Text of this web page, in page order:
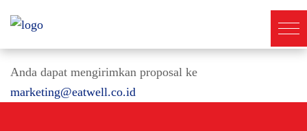
Anda dapat mengirimkan proposal ke
marketing@eatwell.co.id